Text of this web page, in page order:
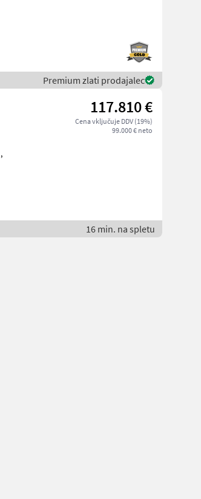
Premium zlati prodajalec
117.810 €
Cena vključuje DDV (19%)
99.000 € neto
16 min. na spletu